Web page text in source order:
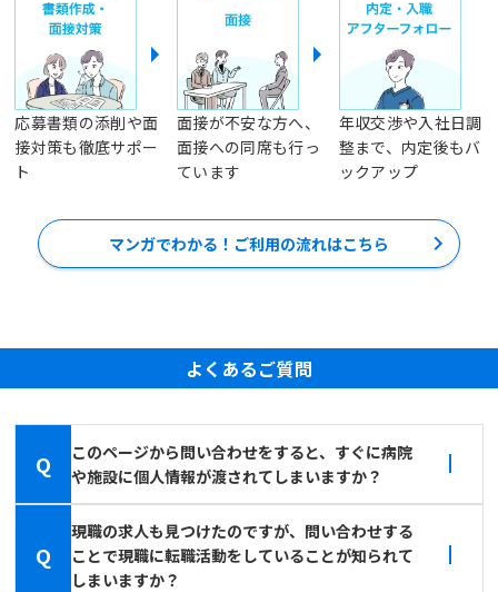
応募書類の添削や面
接対策も徹底サポー
ト
面接が不安な方へ、
面接への同席も行っ
ています
年収交渉や入社日調
整まで、内定後もバ
ックアップ
マンガでわかる！ご利用の流れはこちら
よくあるご質問
Q
このページから問い合わせをすると、すぐに病院
や施設に個人情報が渡されてしまいますか？
Q
現職の求人も見つけたのですが、問い合わせする
ことで現職に転職活動をしていることが知られて
しまいますか？